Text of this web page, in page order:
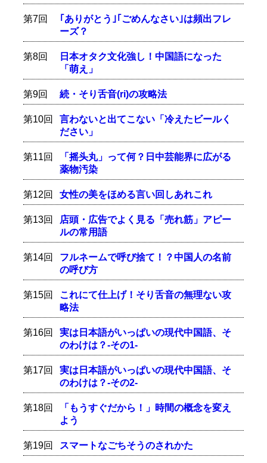
第7回
｢ありがとう｣｢ごめんなさい｣は頻出フレ
ーズ？
第8回
日本オタク文化強し！中国語になった
「萌え」
第9回 続・そり舌音(ri)の攻略法
第10回
言わないと出てこない「冷えたビールく
ださい」
第11回
「摇头丸」って何？日中芸能界に広がる
薬物汚染
第12回 女性の美をほめる言い回しあれこれ
第13回
店頭・広告でよく見る「売れ筋」アピー
ルの常用語
第14回
フルネームで呼び捨て！？中国人の名前
の呼び方
第15回
これにて仕上げ！そり舌音の無理ない攻
略法
第16回
実は日本語がいっぱいの現代中国語、そ
のわけは？-その1-
第17回
実は日本語がいっぱいの現代中国語、そ
のわけは？-その2-
第18回
「もうすぐだから！」時間の概念を変え
よう
第19回 スマートなごちそうのされかた